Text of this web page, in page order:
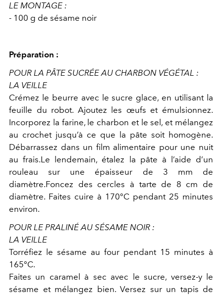
LE MONTAGE :
- 100 g de sésame noir
Préparation :
POUR LA PÂTE SUCRÉE AU CHARBON VÉGÉTAL :
LA VEILLE
Crémez le beurre avec le sucre glace, en utilisant la
feuille du robot. Ajoutez les œufs et émulsionnez.
Incorporez la farine, le charbon et le sel, et mélangez
au crochet jusqu’à ce que la pâte soit homogène.
Débarrassez dans un film alimentaire pour une nuit
au frais.Le lendemain, étalez la pâte à l’aide d’un
rouleau sur une épaisseur de 3 mm de
diamètre.Foncez des cercles à tarte de 8 cm de
diamètre. Faites cuire à 170°C pendant 25 minutes
environ.
POUR LE PRALINÉ AU SÉSAME NOIR :
LA VEILLE
Torréfiez le sésame au four pendant 15 minutes à
165°C.
Faites un caramel à sec avec le sucre, versez-y le
sésame et mélangez bien. Versez sur un tapis de